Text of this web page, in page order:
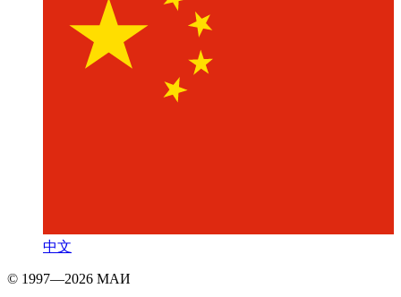
中文
© 1997—2026 МАИ